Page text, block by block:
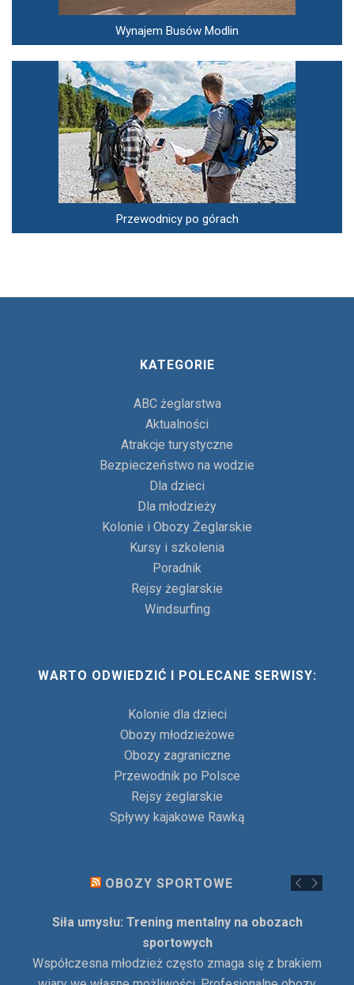
Wynajem Busów Modlin
Przewodnicy po górach
KATEGORIE
ABC żeglarstwa
Aktualności
Atrakcje turystyczne
Bezpieczeństwo na wodzie
Dla dzieci
Dla młodzieży
Kolonie i Obozy Żeglarskie
Kursy i szkolenia
Poradnik
Rejsy żeglarskie
Windsurfing
WARTO ODWIEDZIĆ I POLECANE SERWISY:
Kolonie dla dzieci
Obozy młodzieżowe
Obozy zagraniczne
Przewodnik po Polsce
Rejsy żeglarskie
Spływy kajakowe Rawką
OBOZY SPORTOWE
Siła umysłu: Trening mentalny na obozach
sportowych
Współczesna młodzież często zmaga się z brakiem